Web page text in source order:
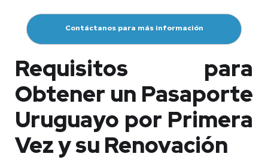
Contáctanos para más información
Requisitos para
Obtener un Pasaporte
Uruguayo por Primera
Vez y su Renovación